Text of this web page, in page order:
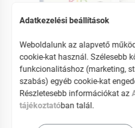
Adatkezelési beállítások
Weboldalunk az alapvető
cookie-kat használ. Szélesebb
funkcionalitáshoz (marketing,
szabás) egyéb cookie-kat
Részletesebb információkat az
tájékoztatóban talál.